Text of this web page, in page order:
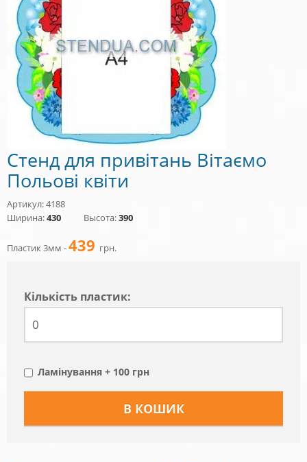
Стенд для привітань Вітаємо
Польові квіти
Артикул: 4188
Ширина:430 Высота:390
Пластик 3мм -439 грн.
Кiлькiсть пластик:
Ламінування + 100 грн